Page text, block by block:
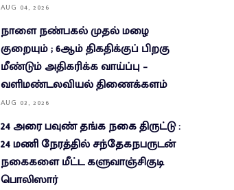
AUG 04, 2026
நாளை நண்பகல் முதல் மழை
குறையும் ; 6ஆம் திகதிக்குப் பிறகு
மீண்டும் அதிகரிக்க வாய்ப்பு –
வளிமண்டலவியல் திணைக்களம்
AUG 03, 2026
24 அரை பவுண் தங்க நகை திருட்டு :
24 மணி நேரத்தில் சந்தேகநபருடன்
நகைகளை மீட்ட களுவாஞ்சிகுடி
பொலிஸார்